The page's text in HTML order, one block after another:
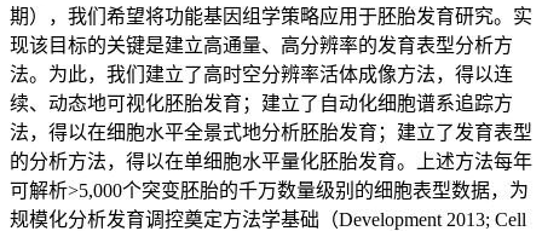
期），我们希望将功能基因组学策略应用于胚胎发育研究。实
现该目标的关键是建立高通量、高分辨率的发育表型分析方
法。为此，我们建立了高时空分辨率活体成像方法，得以连
续、动态地可视化胚胎发育；建立了自动化细胞谱系追踪方
法，得以在细胞水平全景式地分析胚胎发育；建立了发育表型
的分析方法，得以在单细胞水平量化胚胎发育。上述方法每年
可解析>5,000个突变胚胎的千万数量级别的细胞表型数据，为
规模化分析发育调控奠定方法学基础（Development 2013; Cell